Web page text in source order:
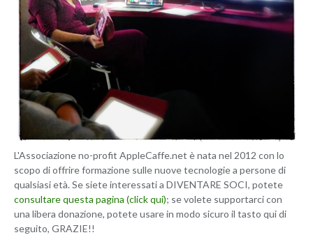
L'Associazione no-profit AppleCaffe.net è nata nel 2012 con lo
scopo di offrire formazione sulle nuove tecnologie a persone di
qualsiasi età. Se siete interessati a DIVENTARE SOCI, potete
consultare questa pagina (click qui); se volete supportarci con
una libera donazione, potete usare in modo sicuro il tasto qui di
seguito, GRAZIE!!